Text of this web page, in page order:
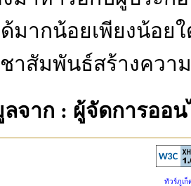
มากน้อยเพียงน้อยใ
าสัมพันธ์สร้างควา
จาก : ผู้จัดการออน
ทัวร์ภูเก็